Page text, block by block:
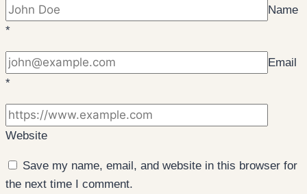
Name
*
Email
*
Website
Save my name, email, and website in this browser for
the next time I comment.